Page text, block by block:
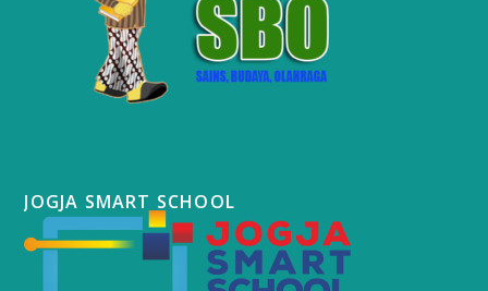
JOGJA SMART SCHOOL